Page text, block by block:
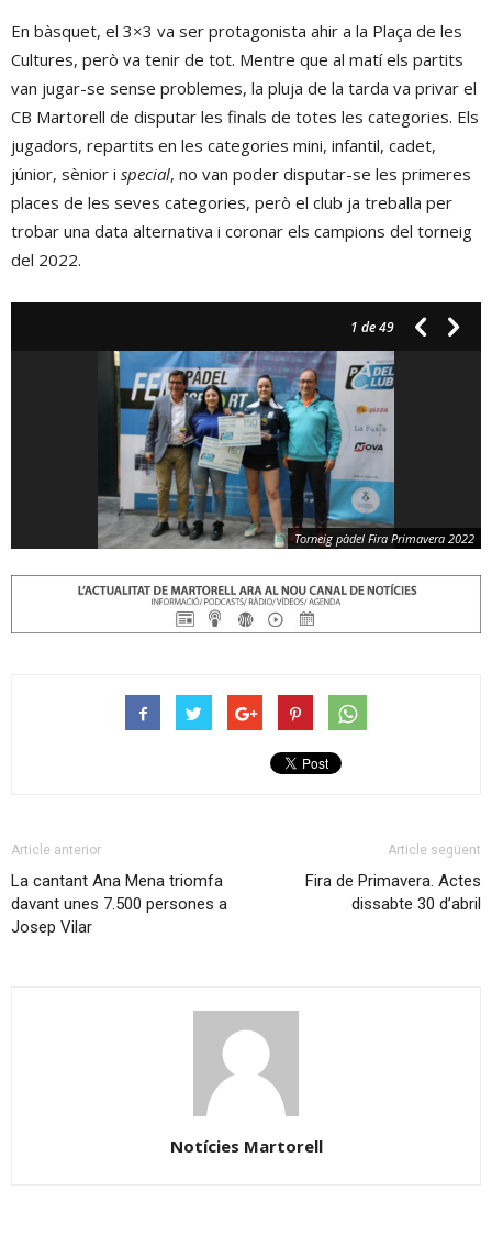
En bàsquet, el 3×3 va ser protagonista ahir a la Plaça de les
Cultures, però va tenir de tot. Mentre que al matí els partits
van jugar-se sense problemes, la pluja de la tarda va privar el
CB Martorell de disputar les finals de totes les categories. Els
jugadors, repartits en les categories mini, infantil, cadet,
júnior, sènior i special, no van poder disputar-se les primeres
places de les seves categories, però el club ja treballa per
trobar una data alternativa i coronar els campions del torneig
del 2022.
1 de 49
Torneig pàdel Fira Primavera 2022
Article anterior
La cantant Ana Mena triomfa
davant unes 7.500 persones a
Josep Vilar
Article següent
Fira de Primavera. Actes
dissabte 30 d’abril
Notícies Martorell